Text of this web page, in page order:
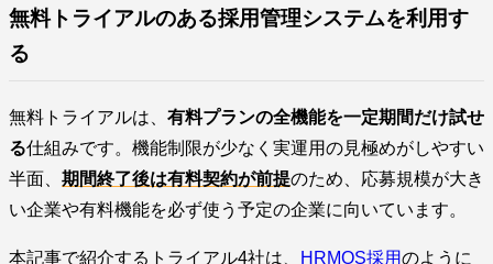
無料トライアルのある採用管理システムを利用す
る
無料トライアルは、 有料プランの全機能を一定期間だけ試せ
る仕組みです。機能制限が少なく実運用の見極めがしやすい
半面、 期間終了後は有料契約が前提のため、応募規模が大き
い企業や有料機能を必ず使う予定の企業に向いています。
本記事で紹介するトライアル4社は、 HRMOS採用のように